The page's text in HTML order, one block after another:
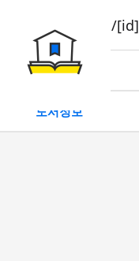
book/rent/[id]
대여
도서정보